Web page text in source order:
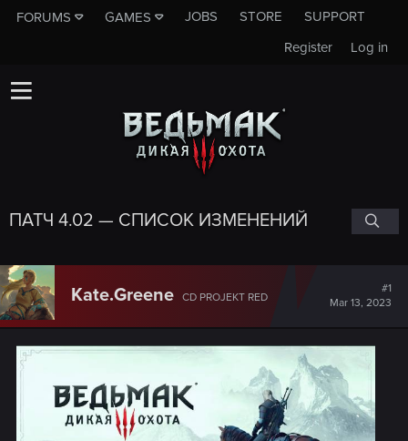
FORUMS GAMES JOBS STORE
SUPPORT
Log in
Register
ПАТЧ 4.02 — СПИСОК ИЗМЕНЕНИЙ
Kate.Greene CD PROJEKT RED
#1
Mar 13, 2023